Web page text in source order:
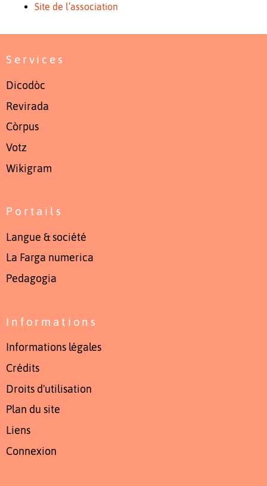
Site de l’association
Services
Dicodòc
Revirada
Còrpus
Votz
Wikigram
Portails
Langue & société
La Farga numerica
Pedagogia
Informations
Informations légales
Crédits
Droits d'utilisation
Plan du site
Liens
Connexion